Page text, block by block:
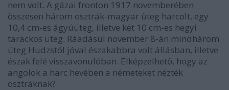
nem volt. A gázai fronton 1917 novemberében
összesen három osztrák-magyar üteg harcolt, egy
10,4 cm-es ágyúüteg, illetve két 10 cm-es hegyi
tarackos üteg. Ráadásul november 8-án mindhárom
üteg Hudzstól jóval északabbra volt állásban, illetve
észak felé visszavonulóban. Elképzelhető, hogy az
angolok a harc hevében a németeket nézték
osztráknak?